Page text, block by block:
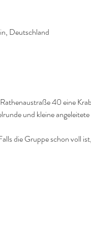
Deutschland
40 eine
und kleine
die Gruppe schon voll